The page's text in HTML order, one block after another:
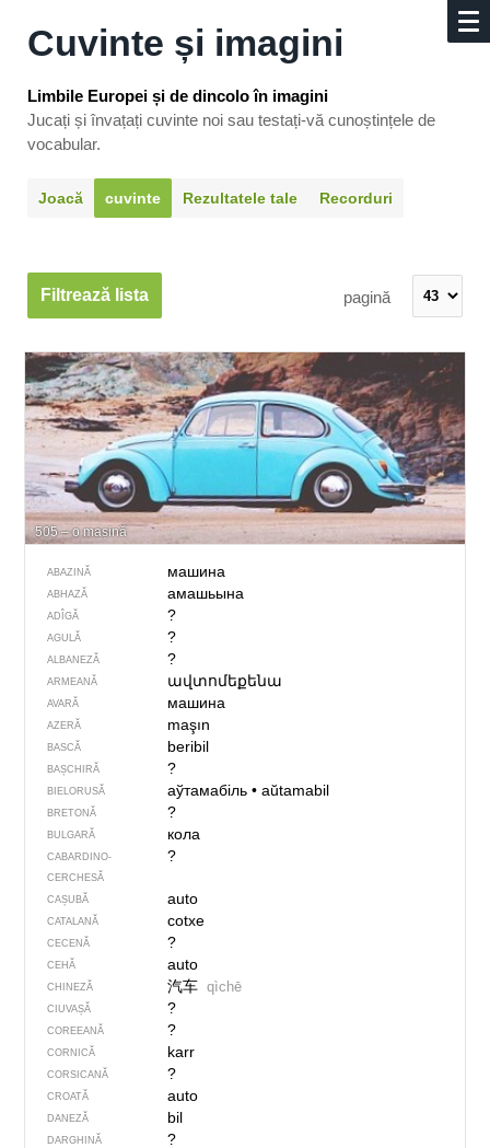
Cuvinte și imagini
Limbile Europei și de dincolo în imagini
Jucați și învațați cuvinte noi sau testați-vă cunoștințele de
vocabular.
Joacă cuvinte Rezultatele tale Recorduri
Filtrează lista pagină
505 – o mașină
ABAZINĂ машина
ABHAZĂ амашьына
ADÎGĂ ?
AGULĂ ?
ALBANEZĂ ?
ARMEANĂ ավտոմեքենա
AVARĂ машина
AZERĂ maşın
BASCĂ beribil
BAȘCHIRĂ ?
BIELORUSĂ аўтамабіль• aŭtamabil
BRETONĂ ?
BULGARĂ кола
CABARDINO-
CERCHESĂ
?
CAȘUBĂ auto
CATALANĂ cotxe
CECENĂ ?
CEHĂ auto
CHINEZĂ 汽车 qìchē
CIUVAȘĂ ?
COREEANĂ ?
CORNICĂ karr
CORSICANĂ ?
CROATĂ auto
DANEZĂ bil
DARGHINĂ ?